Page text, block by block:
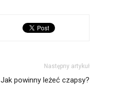
Następny artykuł
Jak powinny leżeć czapsy?